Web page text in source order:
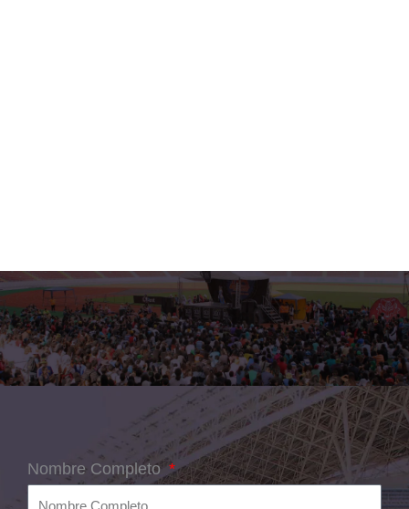
Nombre Completo